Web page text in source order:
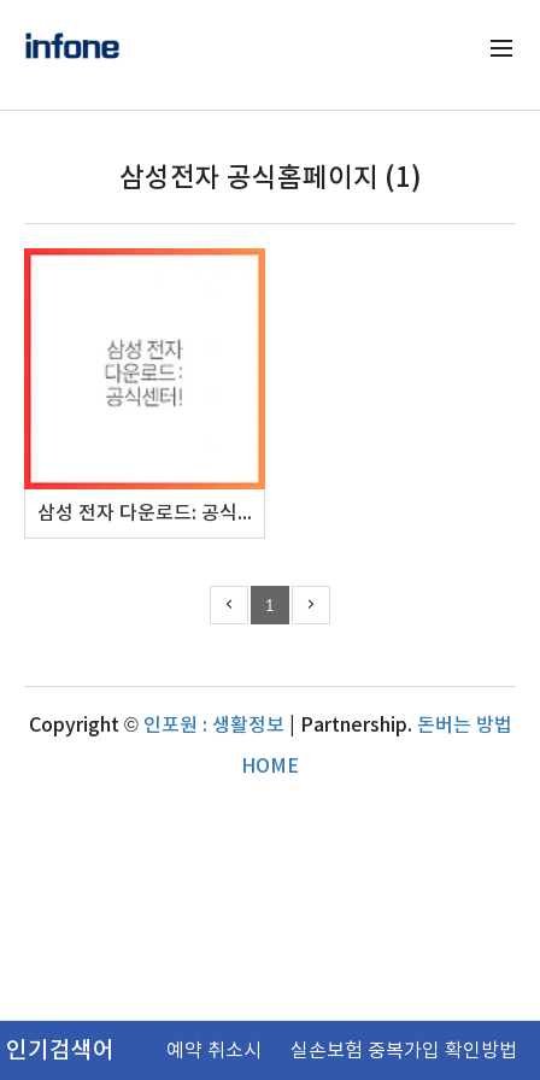
인기검색어 예약 취소시 실손보험 중복가입 확인방법
삼성전자 공식홈페이지 (1)
삼성 전자 다운로드: 공식센터!
1
Copyright © 인포원 : 생활정보 | Partnership. 돈버는 방법
HOME